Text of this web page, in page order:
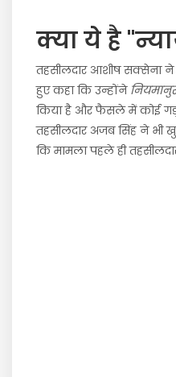
क्या ये है
तहसीलदार आशीष सक्सेना ने
हुए कहा कि उन्होंने
किया है और फैसले में कोई
तहसीलदार अजब सिंह ने भी
कि मामला पहले ही